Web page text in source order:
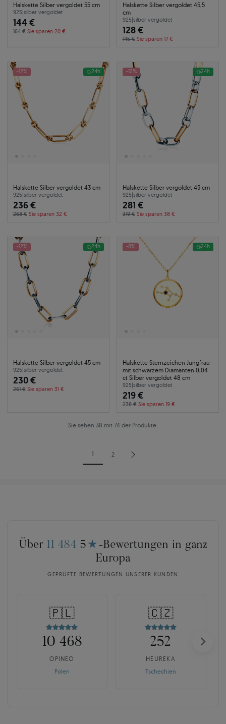
Halskette Silber vergoldet 55 cm
925|silber vergoldet
144 €
164 € Sie sparen 20 €
Halskette Silber vergoldet 45,5
cm
925|silber vergoldet
128 €
145 € Sie sparen 17 €
-12% 24h
Halskette Silber vergoldet 43 cm
925|silber vergoldet
236 €
268 € Sie sparen 32 €
-12% 24h
Halskette Silber vergoldet 45 cm
925|silber vergoldet
281 €
319 € Sie sparen 38 €
-12% 24h
Halskette Silber vergoldet 45 cm
925|silber vergoldet
230 €
261 € Sie sparen 31 €
-8% 24h
Halskette Sternzeichen Jungfrau
mit schwarzem Diamanten 0,04
ct Silber vergoldet 48 cm
925|silber vergoldet
219 €
238 € Sie sparen 19 €
Sie sehen 38 mit 74 der Produkte.
1 2
Über 11 484 5 ★ -Bewertungen in ganz
Europa
GEPRÜFTE BEWERTUNGEN UNSERER KUNDEN
🇵🇱
10 468
OPINEO
Polen
🇨🇿
252
HEUREKA
Tschechien